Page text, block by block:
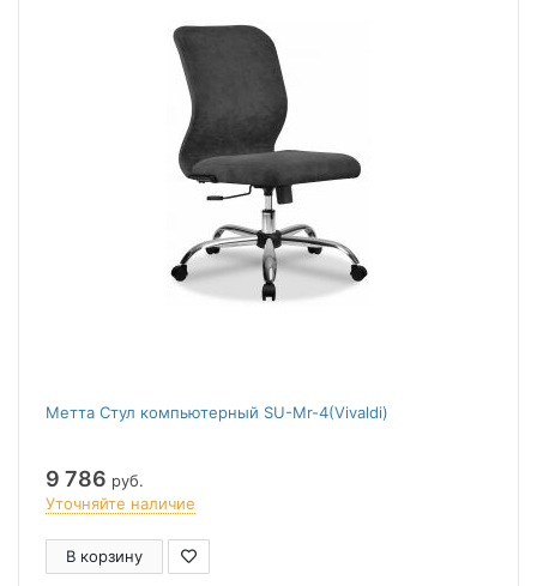
Метта Стул компьютерный SU-Mr-4(Vivaldi)
9 786 руб.
Уточняйте наличие
В корзину